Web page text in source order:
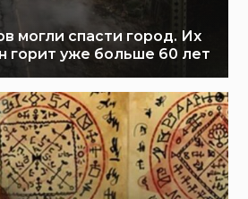
могли спасти город. Их
горит уже больше 60 лет